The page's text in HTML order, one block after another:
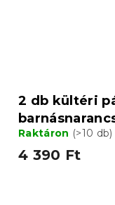
2 db kültéri
Raktáron (>10 db)
4 390 Ft